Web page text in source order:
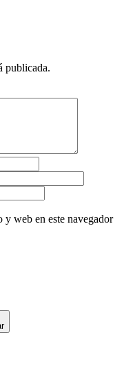
publicada.
web en este navegador